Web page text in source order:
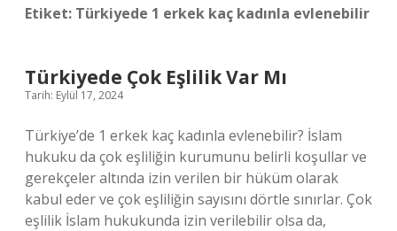
Etiket: Türkiyede 1 erkek kaç kadınla evlenebilir
Türkiyede Çok Eşlilik Var Mı
Tarih: Eylül 17, 2024
Türkiye’de 1 erkek kaç kadınla evlenebilir? İslam
hukuku da çok eşliliğin kurumunu belirli koşullar ve
gerekçeler altında izin verilen bir hüküm olarak
kabul eder ve çok eşliliğin sayısını dörtle sınırlar. Çok
eşlilik İslam hukukunda izin verilebilir olsa da,